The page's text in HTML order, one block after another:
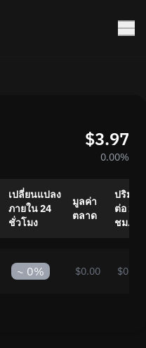
$3.97
0.00%
เปลี่ยนแปลง
ภายใน 24
ชั่วโมง
มูลค่า
ตลาด
ปริมา
ต่อ 24
ชม.
~ 0% $0.00 $0.00